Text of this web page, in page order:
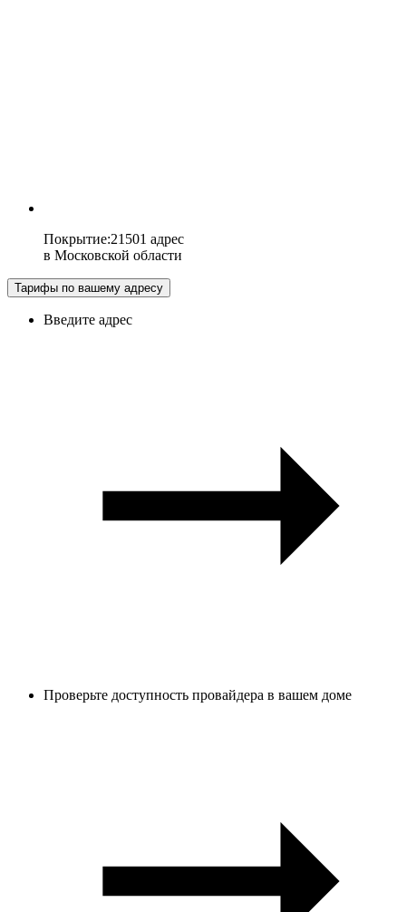
Покрытие:21501 адрес
в Московской области
Тарифы по вашему адресу
Введите адрес
Проверьте доступность провайдера в вашем доме